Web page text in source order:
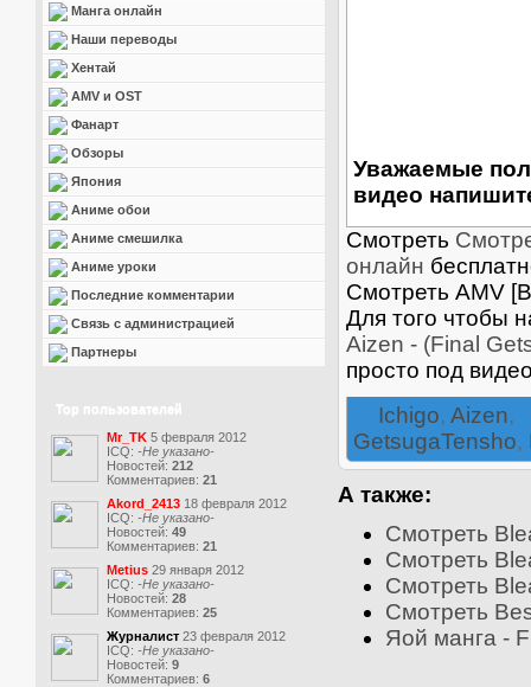
Манга онлайн
Наши переводы
Хентай
AMV и OST
Фанарт
Обзоры
Япония
Аниме обои
Аниме смешилка
Аниме уроки
Последние комментарии
Связь с администрацией
Партнеры
Top пользователей
Mr_TK 5 февраля 2012
ICQ: -Не указано-
Новостей: 212
Комментариев: 21
Akord_2413 18 февраля 2012
ICQ: -Не указано-
Новостей: 49
Комментариев: 21
Metius 29 января 2012
ICQ: -Не указано-
Новостей: 28
Комментариев: 25
Журналист 23 февраля 2012
ICQ: -Не указано-
Новостей: 9
Комментариев: 6
Уважаемые
видео
Смотреть
онлайн
Смотреть AMV
Для того чтобы
Aizen - (Final
просто под
Ichigo, Aizen,
GetsugaTensho,
А также:
Смотреть
Смотреть
Смотреть
Смотреть
Яой манга -